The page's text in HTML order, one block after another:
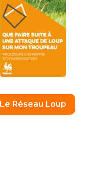
Le Réseau Loup